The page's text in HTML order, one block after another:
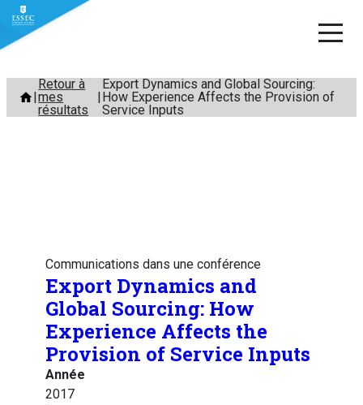
Aller
contenu
Retour à
mes
résultats
Export Dynamics and Global Sourcing:
How Experience Affects the Provision of
Service Inputs
Communications dans une conférence
Export Dynamics and
Global Sourcing: How
Experience Affects the
Provision of Service Inputs
Année
2017